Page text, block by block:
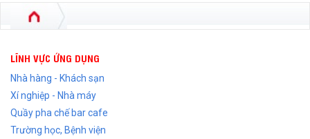
LĨNH VỰC ỨNG DỤNG
Nhà hàng - Khách sạn
Xí nghiệp - Nhà máy
Quầy pha chế bar cafe
Trường học, Bệnh viện